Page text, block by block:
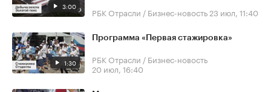
3:00 РБК Отрасли / Бизнес-новость 23 июл, 11:40
1:30
Программа «Первая стажировка»
РБК Отрасли / Бизнес-новость
20 июл, 16:40